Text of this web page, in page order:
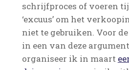
schrijfproces of voeren
‘excuus’ om het
niet te gebruiken. Voor de
in een van deze
organiseer ik in maart